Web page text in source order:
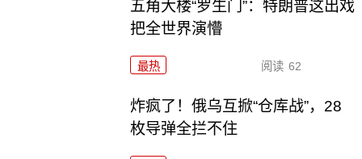
五角大楼“罗生门”：特朗普这出戏
把全世界演懵
最热 阅读 62
炸疯了！俄乌互掀“仓库战”，28
枚导弹全拦不住